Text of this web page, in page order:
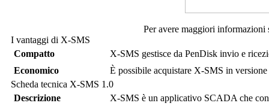
Per avere maggiori informazioni
I vantaggi di X-SMS
Compatto
X-SMS gestisce da PenDisk invio e
Economico
È possibile acquistare X-SMS in versione
Scheda tecnica X-SMS 1.0
Descrizione
X-SMS è un applicativo SCADA che